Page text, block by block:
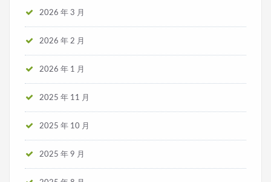
2026 年 3 月
2026 年 2 月
2026 年 1 月
2025 年 11 月
2025 年 10 月
2025 年 9 月